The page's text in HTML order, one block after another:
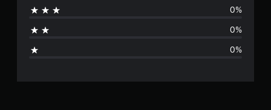
i
0%
0%
0%